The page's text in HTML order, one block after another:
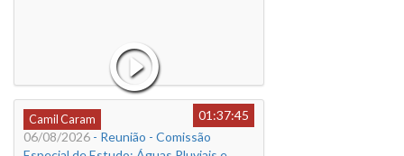
Camil Caram
01:37:45
06/08/2026 - Reunião - Comissão